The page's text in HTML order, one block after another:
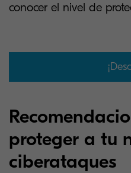
conocer el nivel de
proteger a tu
ciberataques